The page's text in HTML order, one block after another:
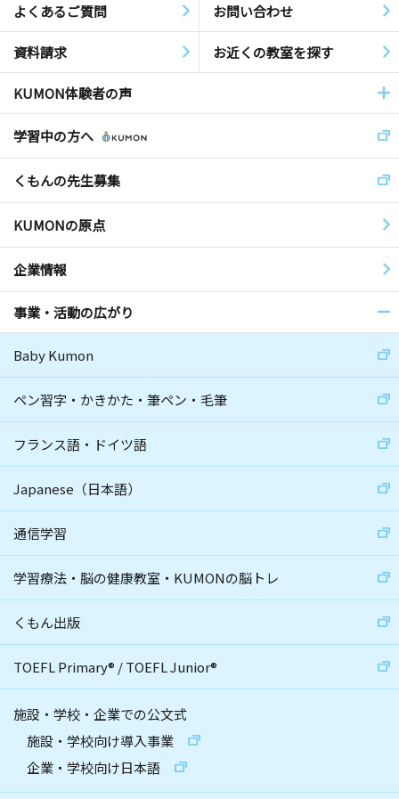
よくあるご質問 お問い合わせ
資料請求 お近くの教室を探す
KUMON体験者の声
学習中の方へ
くもんの先生募集
KUMONの原点
企業情報
事業・活動の広がり
Baby Kumon
ペン習字・かきかた・筆ペン・毛筆
フランス語・ドイツ語
Japanese（日本語）
通信学習
学習療法・脳の健康教室・KUMONの脳トレ
くもん出版
TOEFL Primary® /TOEFL Junior®
施設・学校・企業での公文式
施設・学校向け導入事業
企業・学校向け日本語